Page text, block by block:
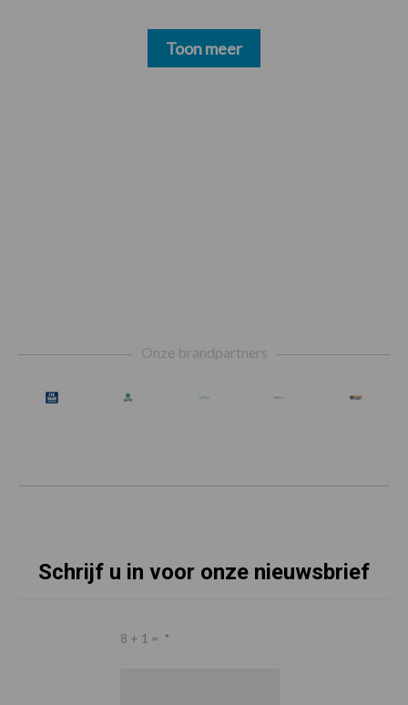
Toon meer
Onze brandpartners
Schrijf u in voor onze nieuwsbrief
8 + 1 = *